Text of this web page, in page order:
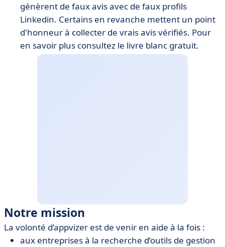
génèrent de faux avis avec de faux profils
Linkedin. Certains en revanche mettent un point
d'honneur à collecter de vrais avis vérifiés. Pour
en savoir plus consultez le livre blanc gratuit.
Notre mission
La volonté d’appvizer est de venir en aide à la fois :
aux entreprises à la recherche d’outils de gestion